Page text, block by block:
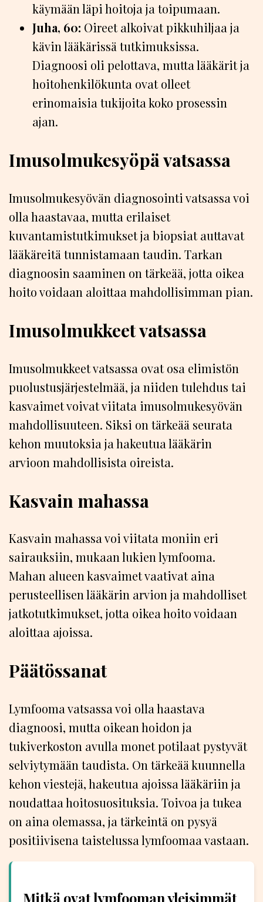
käymään läpi hoitoja ja toipumaan.
Juha, 60: Oireet alkoivat pikkuhiljaa ja
kävin lääkärissä tutkimuksissa.
Diagnoosi oli pelottava, mutta lääkärit ja
hoitohenkilökunta ovat olleet
erinomaisia tukijoita koko prosessin
ajan.
Imusolmukesyöpä vatsassa
Imusolmukesyövän diagnosointi vatsassa voi
olla haastavaa, mutta erilaiset
kuvantamistutkimukset ja biopsiat auttavat
lääkäreitä tunnistamaan taudin. Tarkan
diagnoosin saaminen on tärkeää, jotta oikea
hoito voidaan aloittaa mahdollisimman pian.
Imusolmukkeet vatsassa
Imusolmukkeet vatsassa ovat osa elimistön
puolustusjärjestelmää, ja niiden tulehdus tai
kasvaimet voivat viitata imusolmukesyövän
mahdollisuuteen. Siksi on tärkeää seurata
kehon muutoksia ja hakeutua lääkärin
arvioon mahdollisista oireista.
Kasvain mahassa
Kasvain mahassa voi viitata moniin eri
sairauksiin, mukaan lukien lymfooma.
Mahan alueen kasvaimet vaativat aina
perusteellisen lääkärin arvion ja mahdolliset
jatkotutkimukset, jotta oikea hoito voidaan
aloittaa ajoissa.
Päätössanat
Lymfooma vatsassa voi olla haastava
diagnoosi, mutta oikean hoidon ja
tukiverkoston avulla monet potilaat pystyvät
selviytymään taudista. On tärkeää kuunnella
kehon viestejä, hakeutua ajoissa lääkäriin ja
noudattaa hoitosuosituksia. Toivoa ja tukea
on aina olemassa, ja tärkeintä on pysyä
positiivisena taistelussa lymfoomaa vastaan.
Mitkä ovat lymfooman yleisimmät